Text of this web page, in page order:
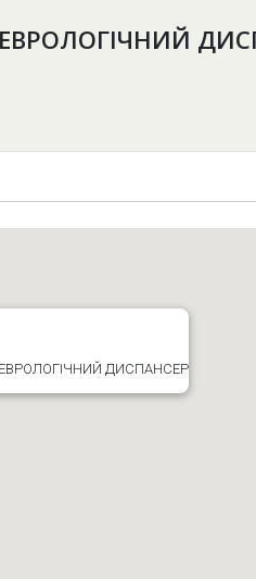
ДИСПАНСЕР